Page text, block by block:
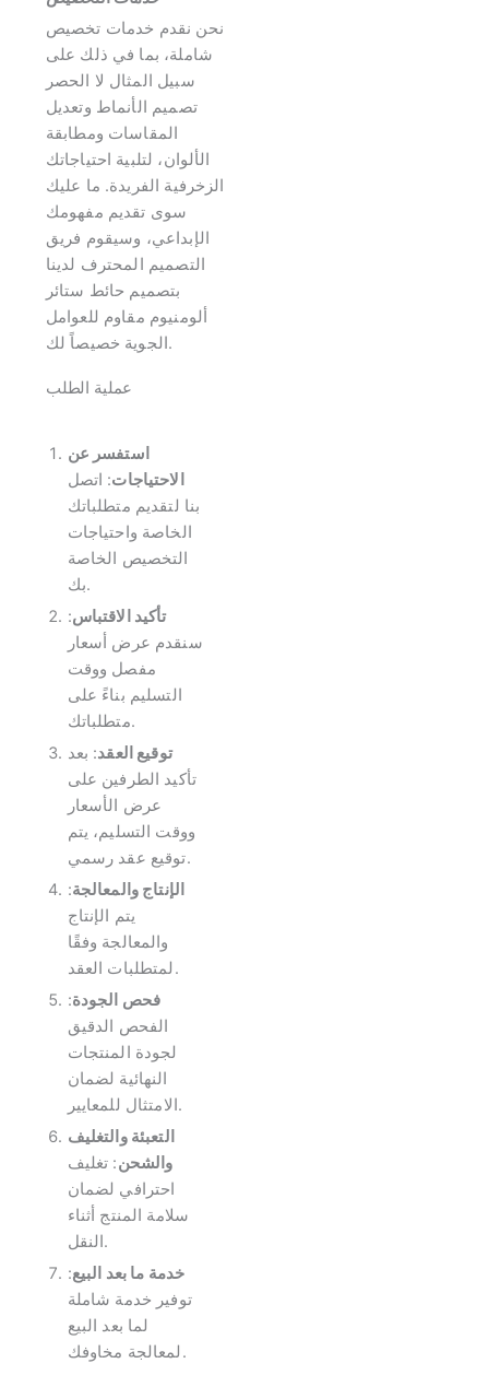
نحن نقدم خدمات تخصيص
شاملة، بما في ذلك على
سبيل المثال لا الحصر
تصميم الأنماط وتعديل
المقاسات ومطابقة
الألوان، لتلبية احتياجاتك
الزخرفية الفريدة. ما عليك
سوى تقديم مفهومك
الإبداعي، وسيقوم فريق
التصميم المحترف لدينا
بتصميم حائط ستائر
ألومنيوم مقاوم للعوامل
الجوية خصيصاً لك.
عملية الطلب
استفسر عن
الاحتياجات: اتصل
بنا لتقديم متطلباتك
الخاصة واحتياجات
التخصيص الخاصة
بك.
تأكيد الاقتباس:
سنقدم عرض أسعار
مفصل ووقت
التسليم بناءً على
متطلباتك.
توقيع العقد: بعد
تأكيد الطرفين على
عرض الأسعار
ووقت التسليم، يتم
توقيع عقد رسمي.
الإنتاج والمعالجة:
يتم الإنتاج
والمعالجة وفقًا
لمتطلبات العقد.
فحص الجودة:
الفحص الدقيق
لجودة المنتجات
النهائية لضمان
الامتثال للمعايير.
التعبئة والتغليف
والشحن: تغليف
احترافي لضمان
سلامة المنتج أثناء
النقل.
خدمة ما بعد البيع:
توفير خدمة شاملة
لما بعد البيع
لمعالجة مخاوفك.